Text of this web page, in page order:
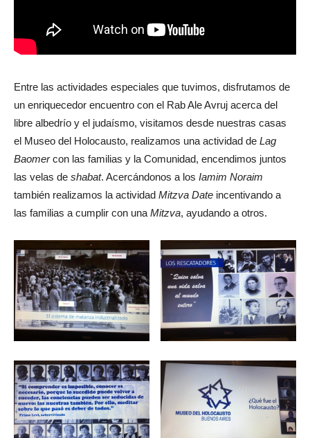
Entre las actividades especiales que tuvimos, disfrutamos de
un enriquecedor encuentro con el Rab Ale Avruj acerca del
libre albedrío y el judaísmo, visitamos desde nuestras casas
el Museo del Holocausto, realizamos una actividad de Lag
Baomercon las familias y la Comunidad, encendimos juntos
las velas de shabat. Acercándonos a los Iamim Noraim
también realizamos la actividad Mitzva Date incentivando a
las familias a cumplir con una Mitzva, ayudando a otros.